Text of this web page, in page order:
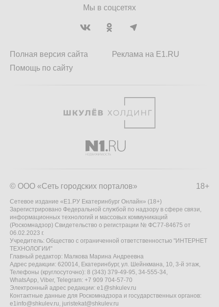
Мы в соцсетях
Полная версия сайта
Помощь по сайту
Реклама на E1.RU
18+
© ООО «Сеть городских порталов»
Сетевое издание «Е1.РУ Екатеринбург Онлайн» (18+)
Зарегистрировано Федеральной службой по надзору в сфере связи,
информационных технологий и массовых коммуникаций
(Роскомнадзор) Свидетельство о регистрации № ФС77-84675 от
06.02.2023 г.
Учредитель: Общество с ограниченной ответственностью "ИНТЕРНЕТ
ТЕХНОЛОГИИ"
Главный редактор: Малкова Марина Андреевна
Адрес редакции: 620014, Екатеринбург, ул. Шейнкмана, 10, 3-й этаж,
Телефоны (круглосуточно): 8 (343) 379-49-95, 34-555-34,
WhatsApp, Viber, Telegram: +7 909 704-57-70
Электронный адрес редакции: e1@shkulev.ru
Контактные данные для Роскомнадзора и государственных органов:
e1info@shkulev.ru, juristekat@shkulev.ru